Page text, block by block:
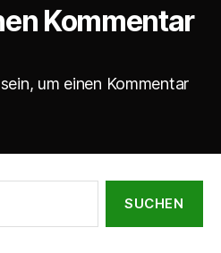
Kommentar
sein, um einen Kommentar